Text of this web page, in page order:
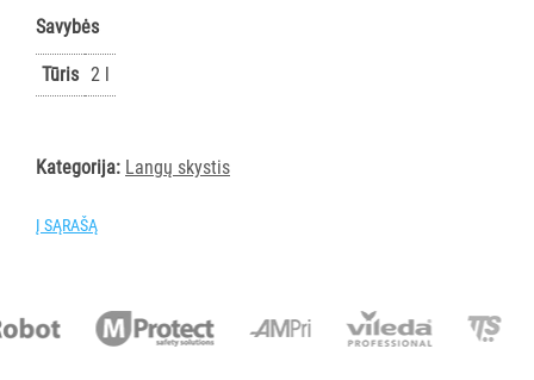
ĮRANGA
SKALBIMO
PRIEMONĖS
PURVĄ
KILIMĖLIAI
PRIEMONĖS
Savybės
Tūris 2 l
Kategorija: Langų skystis
Į SĄRAŠĄ